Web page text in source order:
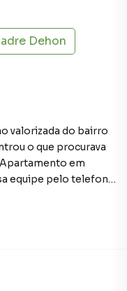
Dehon
valorizada do bairro
o que procurava
em
equipe pelo telefone